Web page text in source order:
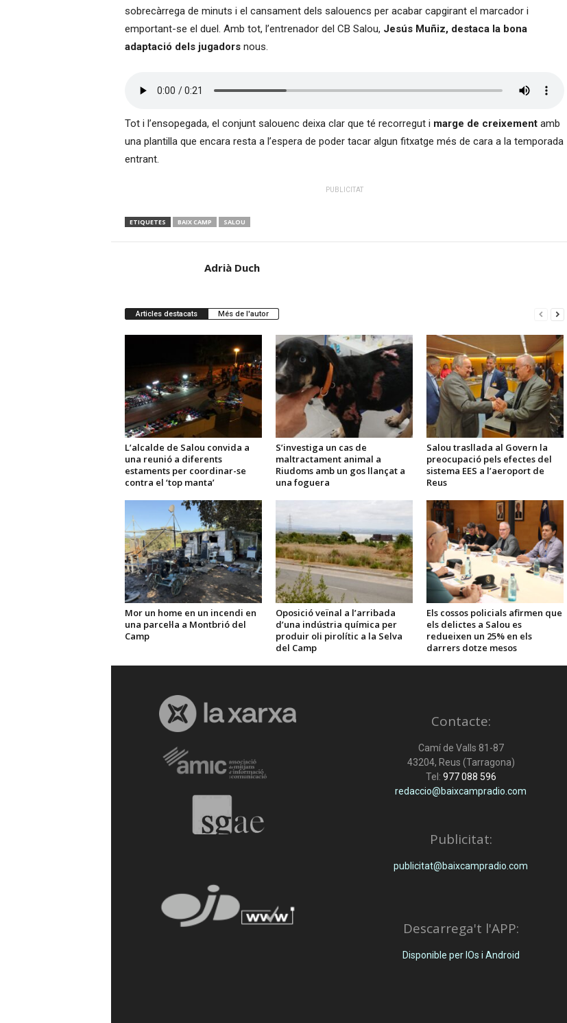
sobrecàrrega de minuts i el cansament dels salouencs per acabar capgirant el marcador i
emportant-se el duel. Amb tot, l’entrenador del CB Salou, Jesús Muñiz, destaca la bona
adaptació dels jugadors nous.
Tot i l’ensopegada, el conjunt salouenc deixa clar que té recorregut i marge de creixementamb
una plantilla que encara resta a l’espera de poder tacar algun fitxatge més de cara a la temporada
entrant.
PUBLICITAT
ETIQUETES BAIX CAMP SALOU
Adrià Duch
Articles destacats Més de l'autor
L’alcalde de Salou convida a
una reunió a diferents
estaments per coordinar-se
contra el ‘top manta’
S’investiga un cas de
maltractament animal a
Riudoms amb un gos llançat a
una foguera
Salou trasllada al Govern la
preocupació pels efectes del
sistema EES a l’aeroport de
Reus
Mor un home en un incendi en
una parcel·la a Montbrió del
Camp
Oposició veïnal a l’arribada
d’una indústria química per
produir oli pirolític a la Selva
del Camp
Els cossos policials afirmen que
els delictes a Salou es
redueixen un 25% en els
darrers dotze mesos
Contacte:
Camí de Valls 81-87
43204, Reus (Tarragona)
Tel: 977 088 596
redaccio@baixcampradio.com
Publicitat:
publicitat@baixcampradio.com
Descarrega't l'APP:
Disponible per IOs i Android